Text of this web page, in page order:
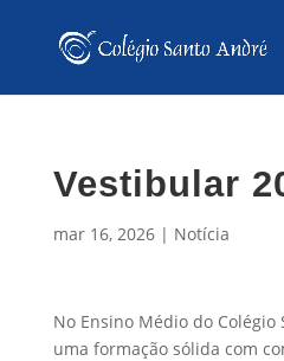
Vestibular
mar 16, 2026| Notícia
No Ensino Médio do Colégio
uma formação sólida com